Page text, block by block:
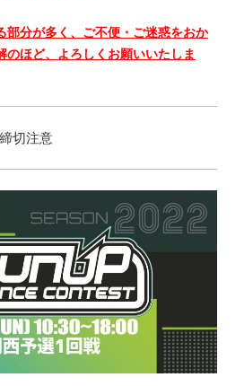
部分が多く、ご不便・ご迷惑をおか
のほど、よろしくお願いいたしま